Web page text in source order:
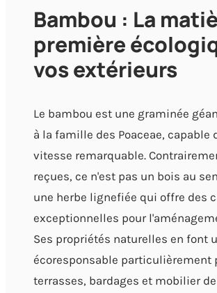
Bambou : La
première
vos extérieurs
Le bambou est une graminée
à la famille des Poaceae, capable
vitesse remarquable.
reçues, ce n'est pas un bois au
une herbe lignefiée qui offre des
exceptionnelles pour
Ses propriétés naturelles en font
écoresponsable particulièrement
terrasses, bardages et mobilier